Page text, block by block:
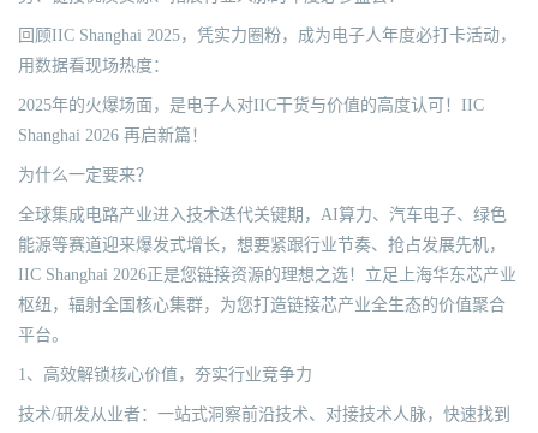
回顾IIC Shanghai 2025，凭实力圈粉，成为电子人年度必打卡活动，
用数据看现场热度：
2025年的火爆场面，是电子人对IIC干货与价值的高度认可！IIC
Shanghai 2026 再启新篇！
为什么一定要来？
全球集成电路产业进入技术迭代关键期，AI算力、汽车电子、绿色
能源等赛道迎来爆发式增长，想要紧跟行业节奏、抢占发展先机，
IIC Shanghai 2026正是您链接资源的理想之选！立足上海华东芯产业
枢纽，辐射全国核心集群，为您打造链接芯产业全生态的价值聚合
平台。
1、高效解锁核心价值，夯实行业竞争力
技术/研发从业者：一站式洞察前沿技术、对接技术人脉，快速找到